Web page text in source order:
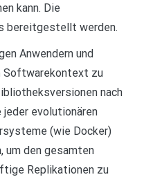
kann. Die
bereitgestellt werden.
Anwendern und
Softwarekontext zu
nach
jeder evolutionären
(wie Docker)
um den gesamten
Replikationen zu